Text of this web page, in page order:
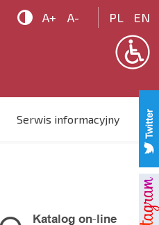
 A+ A- PL EN
Serwis informacyjny 